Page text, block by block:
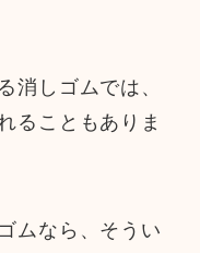
消しゴムでは、
ることもありま
ムなら、そうい